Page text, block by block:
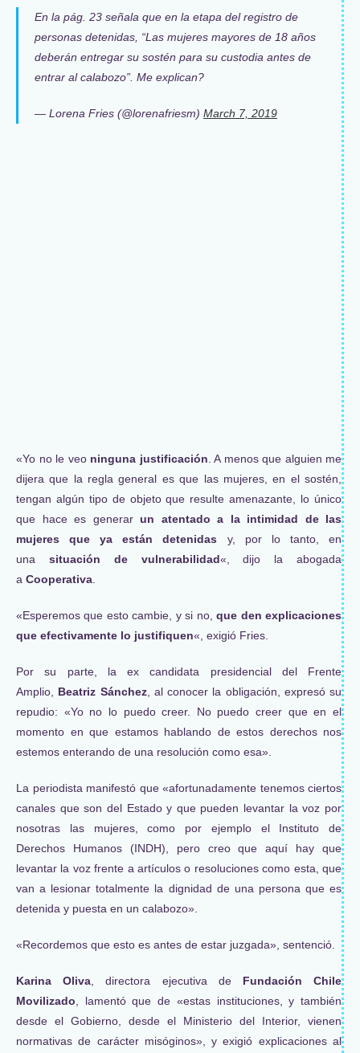
En la pág. 23 señala que en la etapa del registro de
personas detenidas, “Las mujeres mayores de 18 años
deberán entregar su sostén para su custodia antes de
entrar al calabozo”. Me explican?
— Lorena Fries (@lorenafriesm) March 7, 2019
«Yo no le veo ninguna justificación . A menos que alguien me
dijera que la regla general es que las mujeres, en el sostén,
tengan algún tipo de objeto que resulte amenazante, lo único
que hace es generar un atentado a la intimidad de las
mujeres que ya están detenidas y, por lo tanto, en
una situación de vulnerabilidad«, dijo la abogada
a Cooperativa
«Esperemos que esto cambie, y si no,que den explicaciones
que efectivamente lo justifiquen«, exigió Fries.
Por su parte, la ex candidata presidencial del Frente
Amplio, Beatriz Sánchez, al conocer la obligación, expresó su
repudio: «Yo no lo puedo creer. No puedo creer que en el
momento en que estamos hablando de estos derechos nos
estemos enterando de una resolución como esa».
La periodista manifestó que «afortunadamente tenemos ciertos
canales que son del Estado y que pueden levantar la voz por
nosotras las mujeres, como por ejemplo el Instituto de
Derechos Humanos (INDH), pero creo que aquí hay que
levantar la voz frente a artículos o resoluciones como esta, que
van a lesionar totalmente la dignidad de una persona que es
detenida y puesta en un calabozo».
«Recordemos que esto es antes de estar juzgada», sentenció.
Karina Oliva , directora ejecutiva de Fundación Chile
Movilizado , lamentó que de «estas instituciones, y también
desde el Gobierno, desde el Ministerio del Interior, vienen
normativas de carácter misóginos», y exigió explicaciones al